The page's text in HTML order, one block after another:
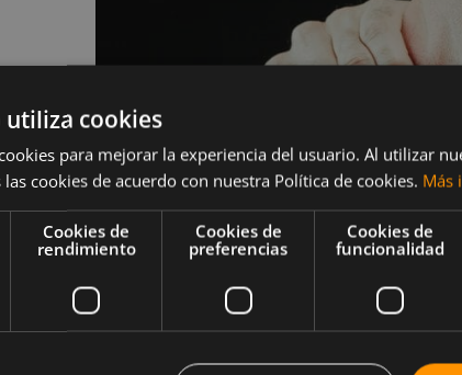
utiliza cookies
para mejorar la experiencia del usuario. Al utilizar
cookies de acuerdo con nuestra Política de cookies. Más
Cookies de
rendimiento
Cookies de
preferencias
Cookies de
funcionalidad